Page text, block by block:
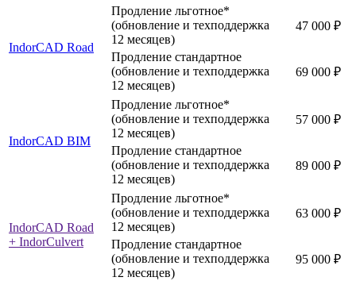
IndorCAD Road
Продление льготное*
(обновление и техподдержка
12 месяцев)
47 000 ₽
Продление стандартное
(обновление и техподдержка
12 месяцев)
69 000 ₽
IndorCAD BIM
Продление льготное*
(обновление и техподдержка
12 месяцев)
57 000 ₽
Продление стандартное
(обновление и техподдержка
12 месяцев)
89 000 ₽
IndorCAD Road
+ IndorCulvert
Продление льготное*
(обновление и техподдержка
12 месяцев)
63 000 ₽
Продление стандартное
(обновление и техподдержка
12 месяцев)
95 000 ₽